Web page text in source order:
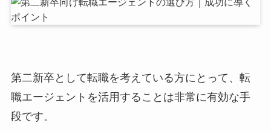
第二新卒として転職を考えている方にとって、転
職エージェントを活用することは非常に有効な手
段です。